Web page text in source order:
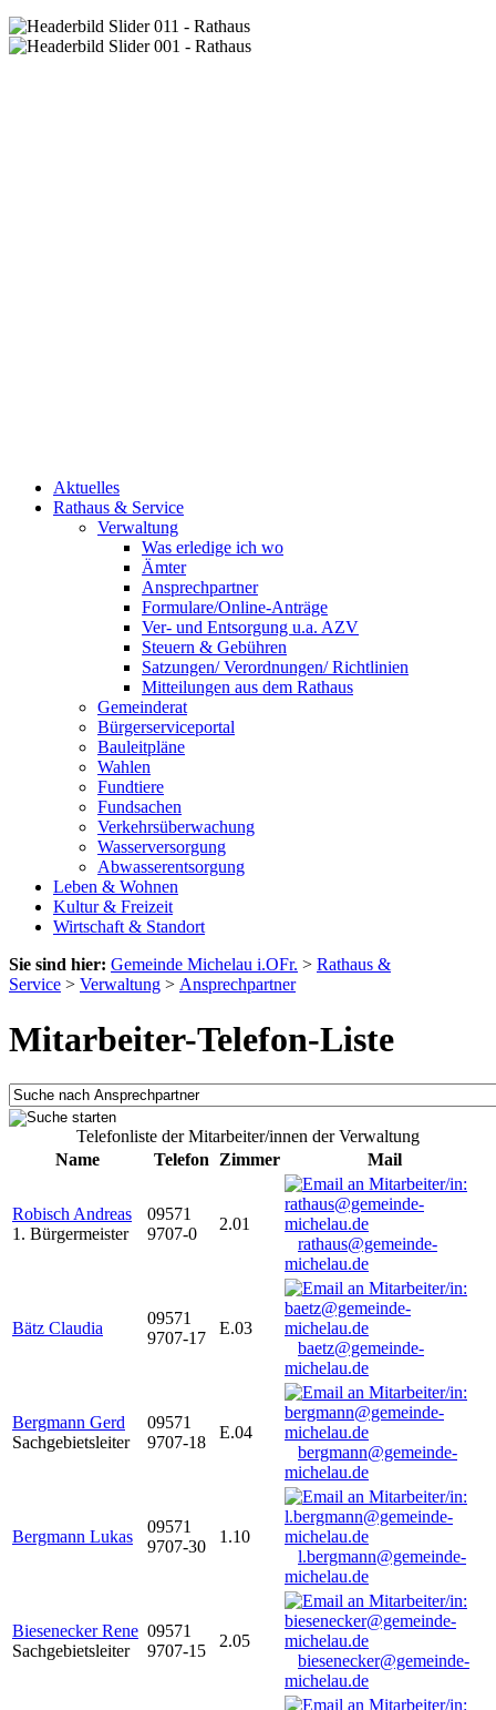
Aktuelles
Rathaus & Service
Verwaltung
Was erledige ich wo
Ämter
Ansprechpartner
Formulare/Online-Anträge
Ver- und Entsorgung u.a. AZV
Steuern & Gebühren
Satzungen/ Verordnungen/ Richtlinien
Mitteilungen aus dem Rathaus
Gemeinderat
Bürgerserviceportal
Bauleitpläne
Wahlen
Fundtiere
Fundsachen
Verkehrsüberwachung
Wasserversorgung
Abwasserentsorgung
Leben & Wohnen
Kultur & Freizeit
Wirtschaft & Standort
Sie sind hier: Gemeinde Michelau i.OFr. > Rathaus &
Service > Verwaltung > Ansprechpartner
Mitarbeiter-Telefon-Liste
Telefonliste der Mitarbeiter/innen der Verwaltung
Name
Telefon Zimmer Mail
Robisch Andreas
1. Bürgermeister
09571
9707-0
2.01
rathaus@gemeinde-
michelau.de
Bätz Claudia
09571
9707-17
E.03
baetz@gemeinde-
michelau.de
Bergmann Gerd
Sachgebietsleiter
09571
9707-18
E.04
bergmann@gemeinde-
michelau.de
Bergmann Lukas
09571
9707-30
1.10
l.bergmann@gemeinde-
michelau.de
Biesenecker Rene
Sachgebietsleiter
09571
9707-15
2.05
biesenecker@gemeinde-
michelau.de